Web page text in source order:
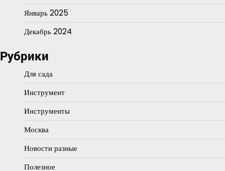
Январь 2025
Декабрь 2024
Рубрики
Для сада
Инструмент
Инструменты
Москва
Новости разные
Полезное